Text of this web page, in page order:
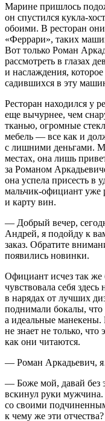
Марине пришлось
он спустился кукла-
обоими. В ресторан
«Феррари», таких
Вот только Роман
рассмотреть в глазах
и наслаждения,
садившихся в эту
Ресторан находился у
еще вычурнее, чем
тканью, огромные
мебель — все как и
с лишними деньгами.
местах, она лишь
за Романом
она успела присесть в
мальчик-официант уже
и карту вин.
— Добрый вечер,
Андрей, я подойду к
заказ. Обратите
появились новинки.
Официант исчез так
чувствовала себя
в нарядах от лучших
поднимали бокалы, что
а идеальные
не знает не только,
как они читаются.
— Роман Аркадьевич,
— Боже мой, давай без
вскинул руки
со своими
к чему же эти